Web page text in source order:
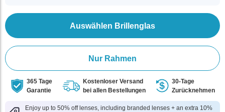
Auswählen Brillenglas
Nur Rahmen
365 Tage
Garantie
Kostenloser Versand
bei allen Bestellungen
30-Tage
Zurücknehmen
Enjoy up to 50% off lenses, including branded lenses + an extra 10%